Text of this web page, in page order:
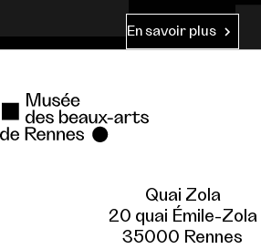
En savoir plus
Quai Zola
20 quai Émile-Zola
35000 Rennes